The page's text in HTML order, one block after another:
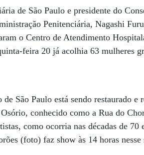
de São Paulo e presidente do
Penitenciária, Nagashi
o Centro de Atendimento
feira 20 já acolhia 63 mulheres
São Paulo está sendo restaurado
conhecido como a Rua do
como ocorria nas décadas de
(foto) faz show às 14 horas nesse